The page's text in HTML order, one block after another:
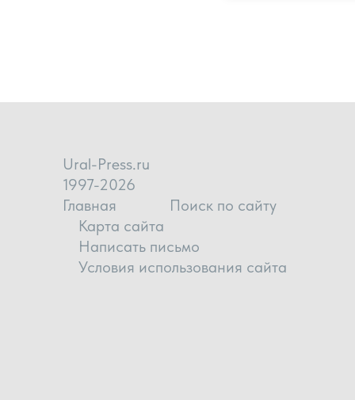
Ural-Press.ru
1997-2026
Главная
Поиск по сайту
Карта сайта
Написать письмо
Условия использования сайта